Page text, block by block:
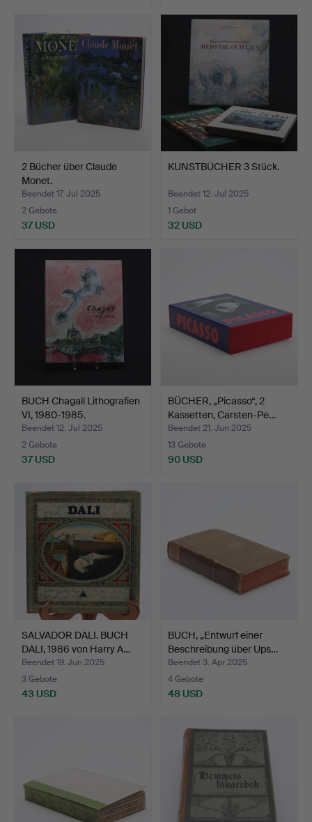
2 Bücher über Claude
Monet.
Beendet 17. Jul 2025
2 Gebote
37 USD
KUNSTBÜCHER 3 Stück.
Beendet 12. Jul 2025
1 Gebot
32 USD
BUCH Chagall Lithografien
VI, 1980-1985.
Beendet 12. Jul 2025
2 Gebote
37 USD
BÜCHER, „Picasso“, 2
Kassetten, Carsten-Pe…
Beendet 21. Jun 2025
13 Gebote
90 USD
SALVADOR DALI. BUCH
DALI, 1986 von Harry A…
Beendet 19. Jun 2025
3 Gebote
43 USD
BUCH, „Entwurf einer
Beschreibung über Ups…
Beendet 3. Apr 2025
4 Gebote
48 USD